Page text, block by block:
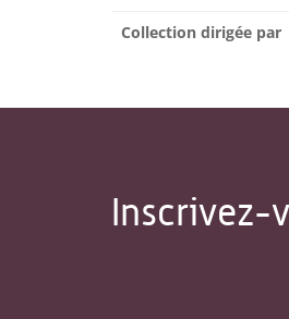
Collection dirigée par
Inscrivez-